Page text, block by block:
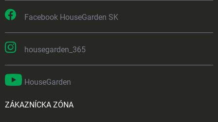
Facebook HouseGarden SK
housegarden_365
HouseGarden
ZÁKAZNÍCKA ZÓNA